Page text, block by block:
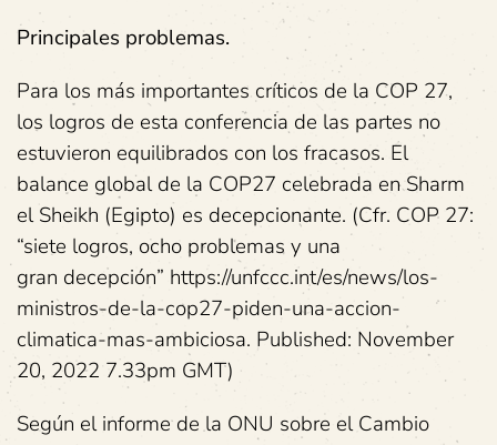
Principales problemas.
Para los más importantes críticos de la COP 27,
los logros de esta conferencia de las partes no
estuvieron equilibrados con los fracasos. El
balance global de la COP27 celebrada en Sharm
el Sheikh (Egipto) es decepcionante. (Cfr. COP 27:
“siete logros, ocho problemas y una
gran decepción” https://unfccc.int/es/news/los-
ministros-de-la-cop27-piden-una-accion-
climatica-mas-ambiciosa. Published: November
20, 2022 7.33pm GMT)
Según el informe de la ONU sobre el Cambio